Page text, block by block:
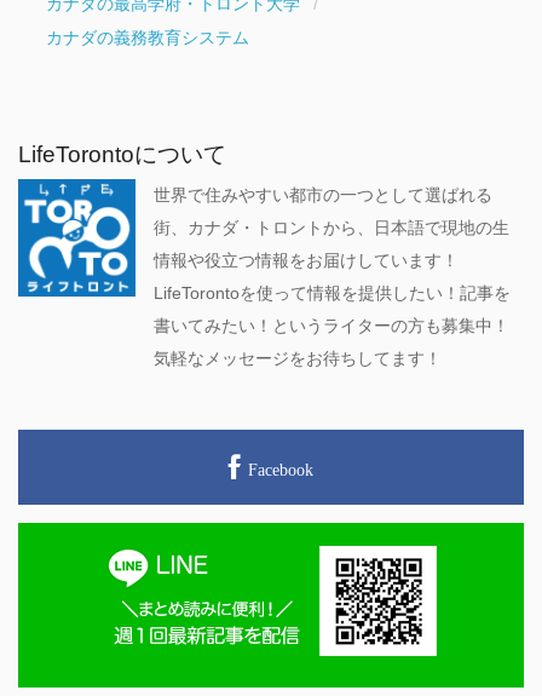
カナダの義務教育システム
LifeTorontoについて
世界で住みやすい都市の一つとして選ばれる
街、カナダ・トロントから、日本語で現地の生
情報や役立つ情報をお届けしています！
LifeTorontoを使って情報を提供したい！記事を
書いてみたい！というライターの方も募集中！
気軽なメッセージをお待ちしてます！
Facebook